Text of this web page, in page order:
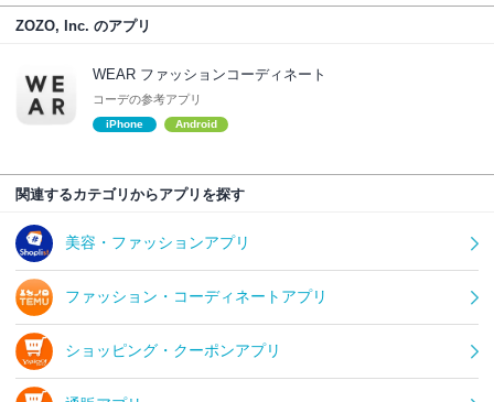
ZOZO, Inc. のアプリ
WEAR ファッションコーディネート
コーデの参考アプリ
iPhone Android
関連するカテゴリからアプリを探す
美容・ファッションアプリ
ファッション・コーディネートアプリ
ショッピング・クーポンアプリ